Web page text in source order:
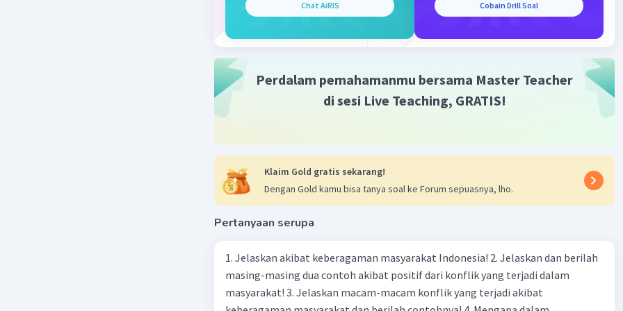
Chat AiRIS Cobain Drill Soal
Perdalam pemahamanmu bersama Master Teacher
di sesi Live Teaching, GRATIS!
Klaim Gold gratis sekarang!
Dengan Gold kamu bisa tanya soal ke Forum sepuasnya, lho.
Pertanyaan serupa
1. Jelaskan akibat keberagaman masyarakat Indonesia! 2. Jelaskan dan berilah
masing-masing dua contoh akibat positif dari konflik yang terjadi dalam
masyarakat! 3. Jelaskan macam-macam konflik yang terjadi akibat